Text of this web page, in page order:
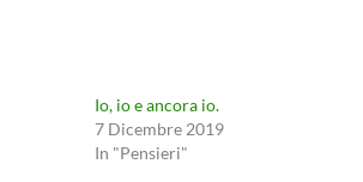
Io, io e ancora io.
7 Dicembre 2019
In "Pensieri"